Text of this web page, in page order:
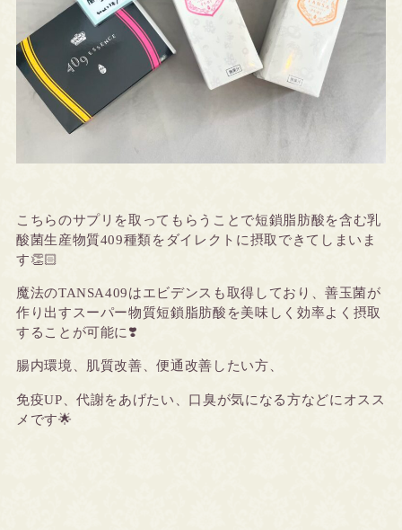
こちらのサプリを取ってもらうことで短鎖脂肪酸を含む乳
酸菌生産物質409種類をダイレクトに摂取できてしまいま
す👏🏻
魔法のTANSA409はエビデンスも取得しており、善玉菌が
作り出すスーパー物質短鎖脂肪酸を美味しく効率よく摂取
することが可能に❣️
腸内環境、肌質改善、便通改善したい方、
免疫UP、代謝をあげたい、口臭が気になる方などにオスス
メです🌟